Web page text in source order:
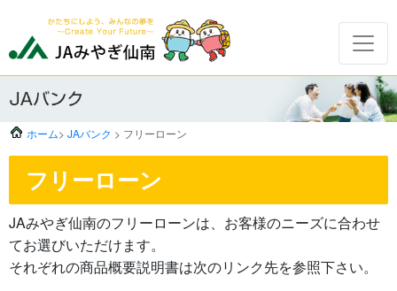
ホーム> JAバンク > フリーローン
フリーローン
JAみやぎ仙南のフリーローンは、お客様のニーズに合わせ
てお選びいただけます。
それぞれの商品概要説明書は次のリンク先を参照下さい。